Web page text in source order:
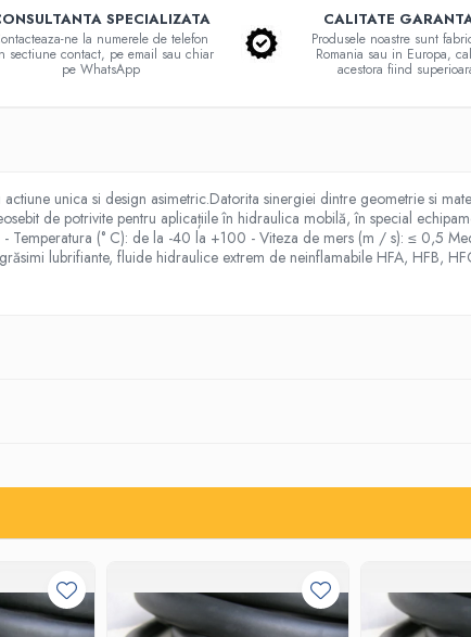
SPECIALIZATA
ne la numerele de telefon
sectiune contact, pe email sau chiar
pe WhatsApp
CALITATE
Produsele noastre sunt
Romania sau in Europa,
acestora fiind
unica si design asimetric.Datorita sinergiei dintre geometrie si
de potrivite pentru aplicațiile în hidraulica mobilă, în special
Temperatura (° C): de la -40 la +100 - Viteza de mers (m / s): ≤ 0,5
lubrifiante, fluide hidraulice extrem de neinflamabile HFA, HFB,